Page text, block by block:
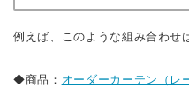
例えば、このような組み合わせ
◆商品： オーダーカーテン（レ